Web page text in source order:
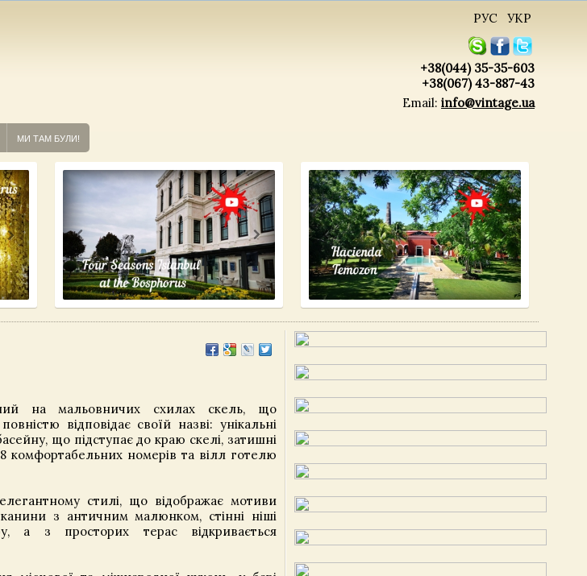
РУС УКР
+38(044) 35-35-603
+38(067) 43-887-43
Email: info@vintage.ua
МИ ТАМ БУЛИ!
на мальовничих схилах скель, що
відповідає своїй назві: унікальні
що підступає до краю скелі, затишні
комфортабельних номерів та вілл готелю
стилі, що відображає мотиви
з античним малюнком, стінні ніші
а з просторих терас відкривається